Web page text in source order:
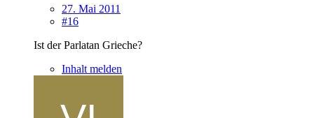
27. Mai 2011
#16
Ist der Parlatan Grieche?
Inhalt melden